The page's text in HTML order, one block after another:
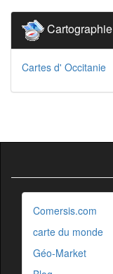
Cartographie
Cartes d' Occitanie
Comersis.com
carte du monde
Géo-Market